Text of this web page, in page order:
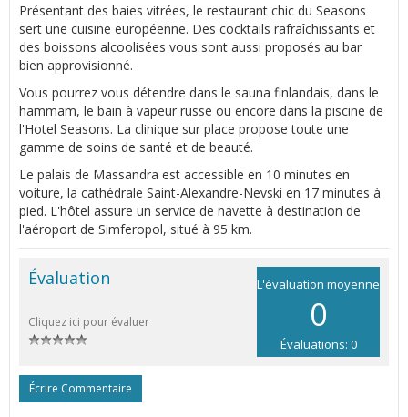
Présentant des baies vitrées, le restaurant chic du Seasons
sert une cuisine européenne. Des cocktails rafraîchissants et
des boissons alcoolisées vous sont aussi proposés au bar
bien approvisionné.
Vous pourrez vous détendre dans le sauna finlandais, dans le
hammam, le bain à vapeur russe ou encore dans la piscine de
l'Hotel Seasons. La clinique sur place propose toute une
gamme de soins de santé et de beauté.
Le palais de Massandra est accessible en 10 minutes en
voiture, la cathédrale Saint-Alexandre-Nevski en 17 minutes à
pied. L'hôtel assure un service de navette à destination de
l'aéroport de Simferopol, situé à 95 km.
L'évaluation moyenne
0
Évaluations: 0
Évaluation
Cliquez ici pour évaluer
Écrire Commentaire